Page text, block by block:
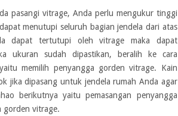
pasangi vitrage, Anda perlu mengukur tinggi
menutupi seluruh bagian jendela dari atas
dapat tertutupi oleh vitrage maka dapat
ukuran sudah dipastikan, beralih ke cara
memilih penyangga gorden vitrage. Kain
jika dipasang untuk jendela rumah Anda agar
berikutnya yaitu pemasangan penyangga
gorden vitrage.